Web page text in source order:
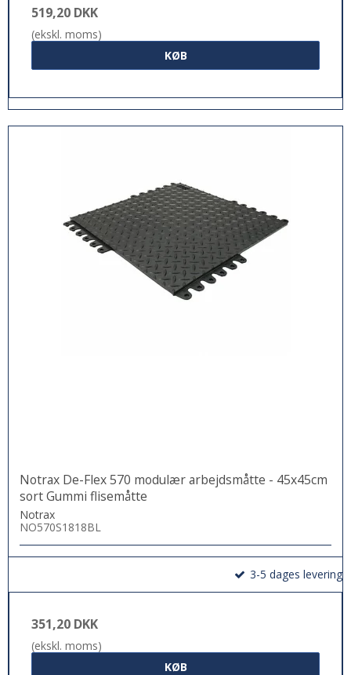
519,20 DKK
(ekskl. moms)
KØB
Notrax De-Flex 570 modulær arbejdsmåtte - 45x45cm
sort Gummi flisemåtte
Notrax
NO570S1818BL
3-5 dages levering
351,20 DKK
(ekskl. moms)
KØB